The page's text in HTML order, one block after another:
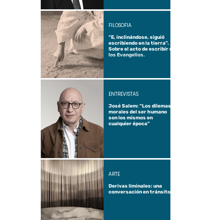
“E, inclinándose, siguió
escribiendo en la tierra”.
Sobre el acto de escribir en
los Evangelios.
FILOSOFÍA
José Salem: “Los dilemas
morales del ser humano
son los mismos en
cualquier época”
ENTREVISTAS
Derivas liminales: una
conversación en tránsito
ARTE